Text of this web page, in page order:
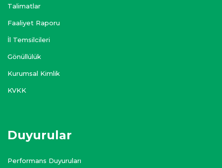
Talimatlar
Faaliyet Raporu
İl Temsilcileri
Gönüllülük
Kurumsal Kimlik
KVKK
Duyurular
Performans Duyuruları